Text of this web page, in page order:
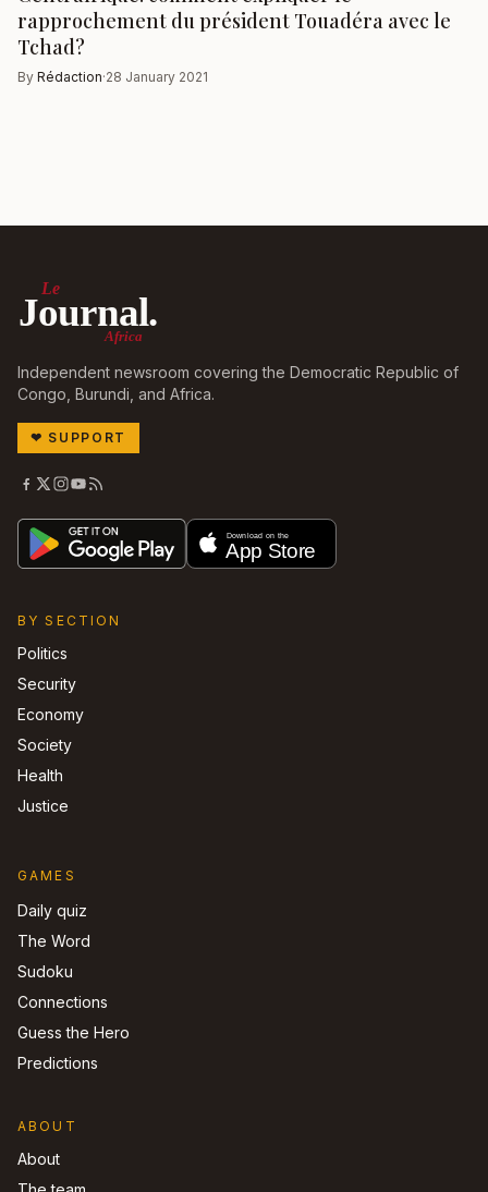
rapprochement du président Touadéra avec le
Tchad?
By Rédaction·28 January 2021
Le
Journal.
Africa
Independent newsroom covering the Democratic Republic of
Congo, Burundi, and Africa.
❤ SUPPORT
BY SECTION
Politics
Security
Economy
Society
Health
Justice
GAMES
Daily quiz
The Word
Sudoku
Connections
Guess the Hero
Predictions
ABOUT
About